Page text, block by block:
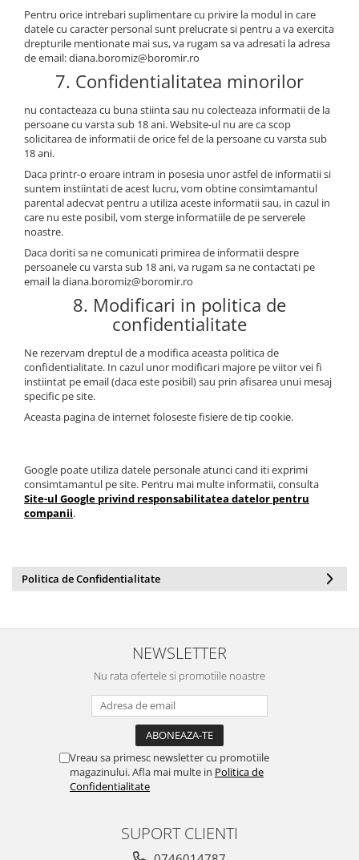
Pentru orice intrebari suplimentare cu privire la modul in care
datele cu caracter personal sunt prelucrate si pentru a va exercita
drepturile mentionate mai sus, va rugam sa va adresati la adresa
de email: diana.boromiz@boromir.ro
7. Confidentialitatea minorilor
nu contacteaza cu buna stiinta sau nu colecteaza informatii de la
persoane cu varsta sub 18 ani. Website-ul nu are ca scop
solicitarea de informatii de orice fel de la persoane cu varsta sub
18 ani.
Daca printr-o eroare intram in posesia unor astfel de informatii si
suntem instiintati de acest lucru, vom obtine consimtamantul
parental adecvat pentru a utiliza aceste informatii sau, in cazul in
care nu este posibil, vom sterge informatiile de pe serverele
noastre.
Daca doriti sa ne comunicati primirea de informatii despre
persoanele cu varsta sub 18 ani, va rugam sa ne contactati pe
email la diana.boromiz@boromir.ro
8. Modificari in politica de
confidentialitate
Ne rezervam dreptul de a modifica aceasta politica de
confidentialitate. In cazul unor modificari majore pe viitor vei fi
instiintat pe email (daca este posibil) sau prin afisarea unui mesaj
specific pe site.
Aceasta pagina de internet foloseste fisiere de tip cookie.
Google poate utiliza datele personale atunci cand iti exprimi
consimtamantul pe site. Pentru mai multe informatii, consulta
Site-ul Google privind responsabilitatea datelor pentru
companii.
Politica de Confidentialitate
NEWSLETTER
Nu rata ofertele si promotiile noastre
Vreau sa primesc newsletter cu promotiile
magazinului. Afla mai multe in Politica de
Confidentialitate
SUPORT CLIENTI